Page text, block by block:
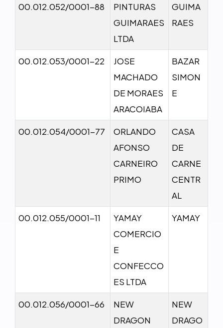
00.012.052/0001-88
PINTURAS
GUIMARAES
LTDA
GUIMA
RAES
00.012.053/0001-22
JOSE
MACHADO
DE MORAES
ARACOIABA
BAZAR
SIMON
E
00.012.054/0001-77
ORLANDO
AFONSO
CARNEIRO
PRIMO
CASA
DE
CARNE
CENTR
AL
00.012.055/0001-11
YAMAY
COMERCIO
E
CONFECCO
ES LTDA
YAMAY
00.012.056/0001-66
NEW
DRAGON
NEW
DRAGO